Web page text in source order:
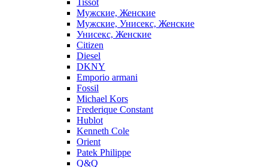
Tissot
Мужские, Женские
Мужские, Унисекс, Женские
Унисекс, Женские
Citizen
Diesel
DKNY
Emporio armani
Fossil
Michael Kors
Frederique Constant
Hublot
Kenneth Cole
Orient
Patek Philippe
Q&Q